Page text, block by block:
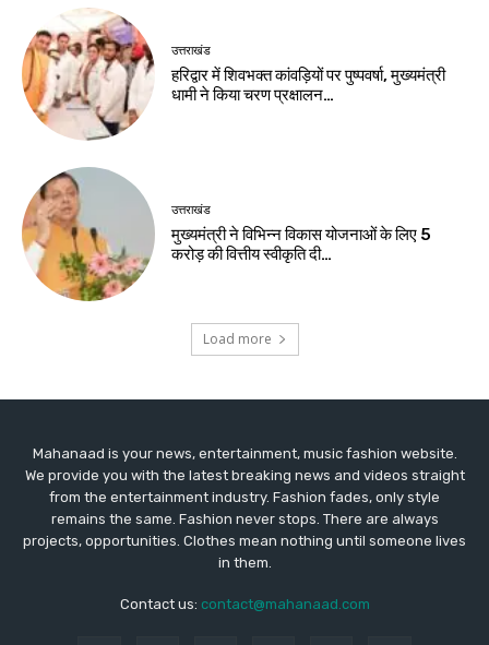
उत्तराखंड
हरिद्वार में शिवभक्त कांवड़ियों पर पुष्पवर्षा, मुख्यमंत्री
धामी ने किया चरण प्रक्षालन…
उत्तराखंड
मुख्यमंत्री ने विभिन्न विकास योजनाओं के लिए ₹5
करोड़ की वित्तीय स्वीकृति दी…
Load more
Mahanaad is your news, entertainment, music fashion website.
We provide you with the latest breaking news and videos straight
from the entertainment industry. Fashion fades, only style
remains the same. Fashion never stops. There are always
projects, opportunities. Clothes mean nothing until someone lives
in them.
Contact us: contact@mahanaad.com